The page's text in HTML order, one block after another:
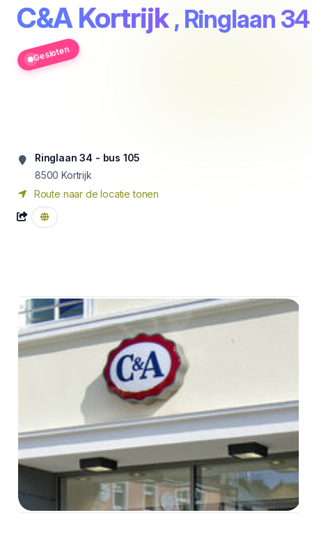
C&A Kortrijk , Ringlaan
Gesloten
Ringlaan 34 - bus 105
8500 Kortrijk
Route naar de locatie tonen